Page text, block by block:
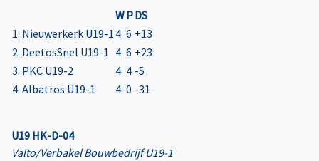
WPDS
1. Nieuwerkerk U19-1 4 6 +13
2. DeetosSnel U19-1 4 6 +23
3. PKC U19-2
4 4 -5
4. Albatros U19-1
4 0 -31
U19 HK-D-04
Valto/Verbakel Bouwbedrijf U19-1